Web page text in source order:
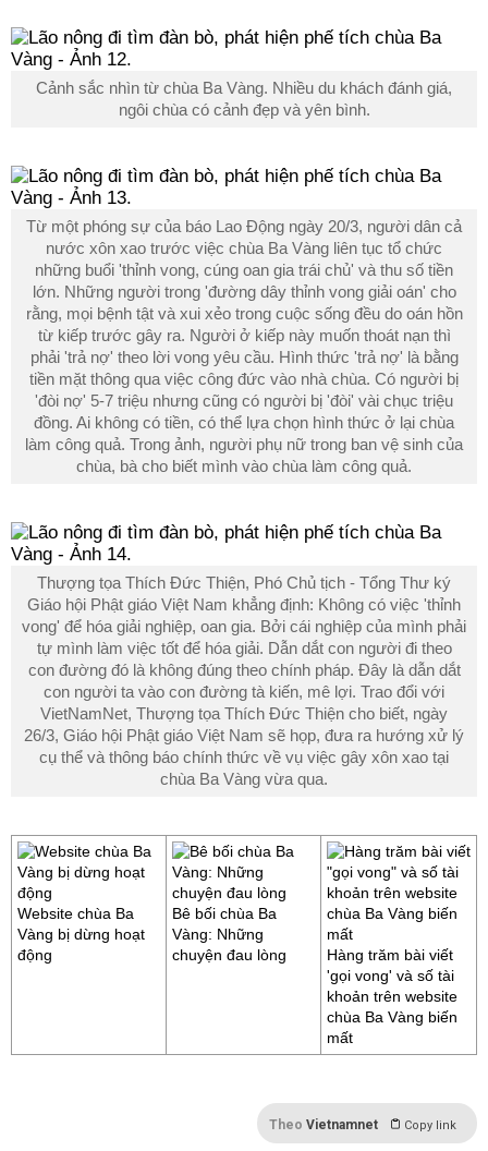
Cảnh sắc nhìn từ chùa Ba Vàng. Nhiều du khách đánh giá,
ngôi chùa có cảnh đẹp và yên bình.
Từ một phóng sự của báo Lao Động ngày 20/3, người dân cả
nước xôn xao trước việc chùa Ba Vàng liên tục tổ chức
những buổi 'thỉnh vong, cúng oan gia trái chủ' và thu số tiền
lớn. Những người trong 'đường dây thỉnh vong giải oán' cho
rằng, mọi bệnh tật và xui xẻo trong cuộc sống đều do oán hồn
từ kiếp trước gây ra. Người ở kiếp này muốn thoát nạn thì
phải 'trả nợ' theo lời vong yêu cầu. Hình thức 'trả nợ' là bằng
tiền mặt thông qua việc công đức vào nhà chùa. Có người bị
'đòi nợ' 5-7 triệu nhưng cũng có người bị 'đòi' vài chục triệu
đồng. Ai không có tiền, có thể lựa chọn hình thức ở lại chùa
làm công quả. Trong ảnh, người phụ nữ trong ban vệ sinh của
chùa, bà cho biết mình vào chùa làm công quả.
Thượng tọa Thích Đức Thiện, Phó Chủ tịch - Tổng Thư ký
Giáo hội Phật giáo Việt Nam khẳng định: Không có việc 'thỉnh
vong' để hóa giải nghiệp, oan gia. Bởi cái nghiệp của mình phải
tự mình làm việc tốt để hóa giải. Dẫn dắt con người đi theo
con đường đó là không đúng theo chính pháp. Đây là dẫn dắt
con người ta vào con đường tà kiến, mê lợi. Trao đổi với
VietNamNet, Thượng tọa Thích Đức Thiện cho biết, ngày
26/3, Giáo hội Phật giáo Việt Nam sẽ họp, đưa ra hướng xử lý
cụ thể và thông báo chính thức về vụ việc gây xôn xao tại
chùa Ba Vàng vừa qua.
Website chùa Ba
Vàng bị dừng hoạt
động
Bê bối chùa Ba
Vàng: Những
chuyện đau lòng
Hàng trăm bài viết
'gọi vong' và số tài
khoản trên website
chùa Ba Vàng biến
mất
Theo Vietnamnet Copy link